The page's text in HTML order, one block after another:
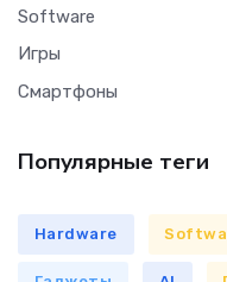
Software
Игры
Смартфоны
Популярные теги
Hardware